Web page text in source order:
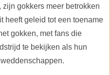
gokkers meer betrokken
heeft geleid tot een toename
gokken, met fans die
te bekijken als hun